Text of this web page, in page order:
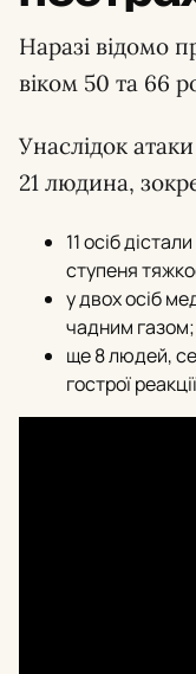
Наразі відомо
віком 50 та 66
Унаслідок
21 людина,
11 осіб
ступеня
у двох осіб
чадним газом;
ще 8 людей,
гострої